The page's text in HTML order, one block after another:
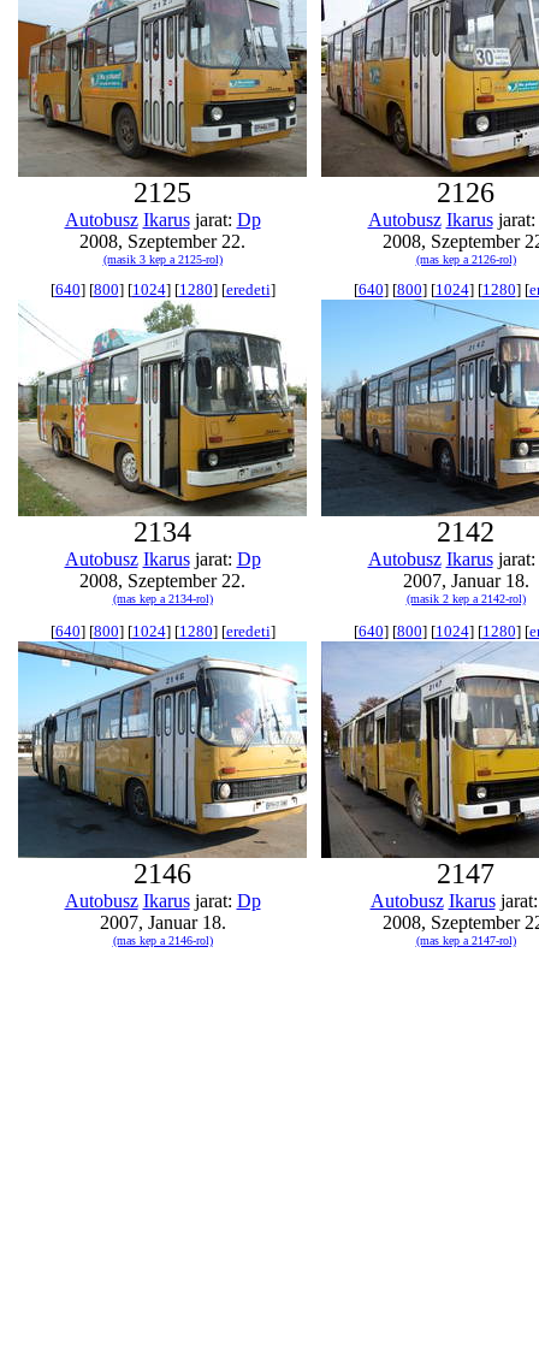
2125
Autobusz Ikarusjarat: Dp
2008, Szeptember 22.
(masik 3 kep a 2125-rol)
2126
Autobusz Ikarusjarat:
2008, Szeptember
(mas kep a 2126-rol)
[640] [800] [1024] [1280] [eredeti]
2134
Autobusz Ikarusjarat: Dp
2008, Szeptember 22.
(mas kep a 2134-rol)
[640] [800] [1024] [1280] [
2142
Autobusz Ikarusjarat:
2007, Januar 18.
(masik 2 kep a 2142-rol)
[640] [800] [1024] [1280] [eredeti]
2146
Autobusz Ikarusjarat: Dp
2007, Januar 18.
(mas kep a 2146-rol)
[640] [800] [1024] [1280] [
2147
Autobusz Ikarus
2008, Szeptember
(mas kep a 2147-rol)